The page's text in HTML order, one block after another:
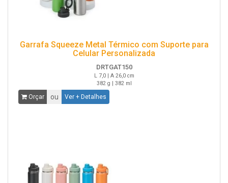
Garrafa Squeeze Metal Térmico com Suporte para
Celular Personalizada
DRTGAT150
L 7,0 | A 26,0 cm
382 g | 382 ml
Orçar ou Ver + Detalhes